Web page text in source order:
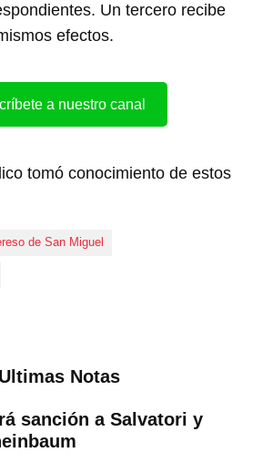
Un tercero recibe
efectos.
a nuestro canal
tomó conocimiento de estos
de San Miguel
Ultimas Notas
sanción a Salvatori y